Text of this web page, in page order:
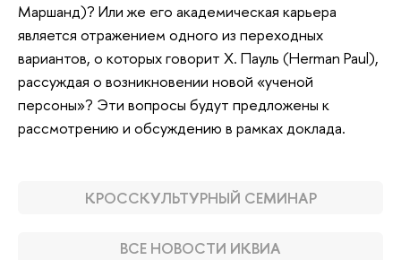
Маршанд)? Или же его академическая карьера
является отражением одного из переходных
вариантов, о которых говорит Х. Пауль (Herman Paul),
рассуждая о возникновении новой «ученой
персоны»? Эти вопросы будут предложены к
рассмотрению и обсуждению в рамках доклада.
КРОССКУЛЬТУРНЫЙ СЕМИНАР
ВСЕ НОВОСТИ ИКВИА